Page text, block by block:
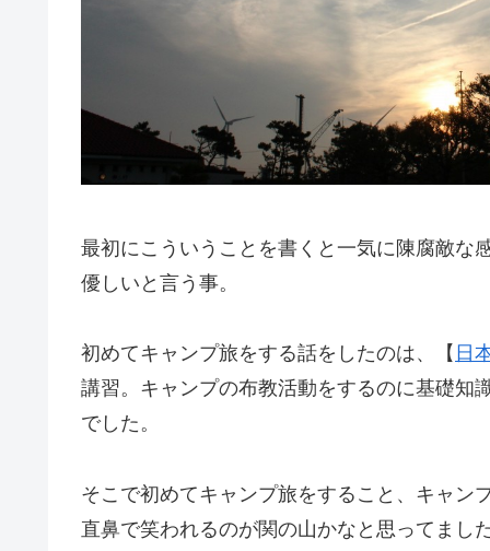
最初にこういうことを書くと一気に陳腐敵な
優しいと言う事。
初めてキャンプ旅をする話をしたのは、【 日
講習。キャンプの布教活動をするのに基礎知
でした。
そこで初めてキャンプ旅をすること、キャン
直鼻で笑われるのが関の山かなと思ってまし